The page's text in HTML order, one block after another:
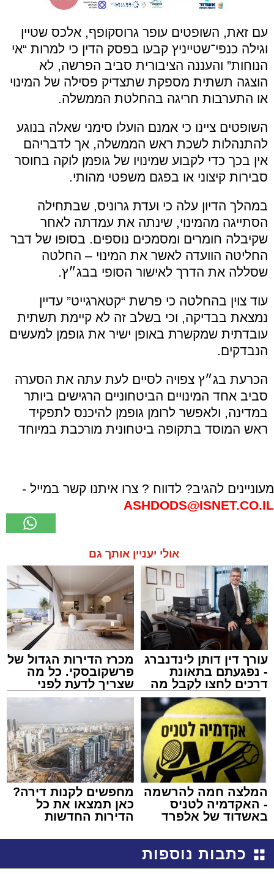
עם זאת, השופטים עופר גרוסקופף, אלכס שטיין
וגילה כנפי־שטייניץ קבעו בפסק הדין כי למרות “אי
הנוחות” והעננה הציבורית סביב הפרשה, לא
הוצגה תשתית מספקת שתצדיק פסילה של המינוי
או התערבות חריגה בהחלטת הממשלה.
השופטים ציינו כי אמנם הועלו סימני שאלה בנוגע
להתנהלות לשכת ראש הממשלה, אך לדבריהם
אין בכך כדי לקבוע שמינויו של גופמן לוקה בחוסר
סבירות קיצוני או בפגם משפטי מהותי.
במהלך הדיון עלה כי ועדת גרוניס, שבתחילה
הסתייגה מהמינוי, שינתה את עמדתה לאחר
שקיבלה חומרים ומסמכים נוספים. בסופו של דבר
החליטה הוועדה לאשר את המינוי – החלטה
שסללה את הדרך לאישור הסופי בבג״ץ.
עוד צוין בהחלטה כי פרשת “קטארגייט” עדיין
נמצאת בבדיקה, וכי בשלב זה לא קיימת תשתית
עובדתית שמקשרת באופן ישיר את גופמן למעשים
הנבדקים.
הכרעת בג״ץ צפויה לסיים לעת עתה את הסערה
סביב אחד המינויים הביטחוניים הרגישים ביותר
במדינה, ולאפשר לרומן גופמן להיכנס לתפקיד
ראש המוסד בתקופה ביטחונית מורכבת במיוחד
מעוניינים להגיב? לדווח ? צרו איתנו קשר במייל -
ASHDODS@ISNET.CO.IL
אולי יעניין אותך גם
עורך דין דותן לינדנברג
- נפגעתם בתאונת
דרכים לחצו לקבל מה
שמגיע לכם
מכרז הדירות הגדול של
פרשקובסקי. כל מה
שצריך לדעת לפני
שמגישים הצעה לדירה
המלצה חמה להרשמה
- האקדמיה לטניס
באשדוד של אלפרד
מחפשים לקנות דירה?
כאן תמצאו את כל
הדירות החדשות
כתבות נוספות